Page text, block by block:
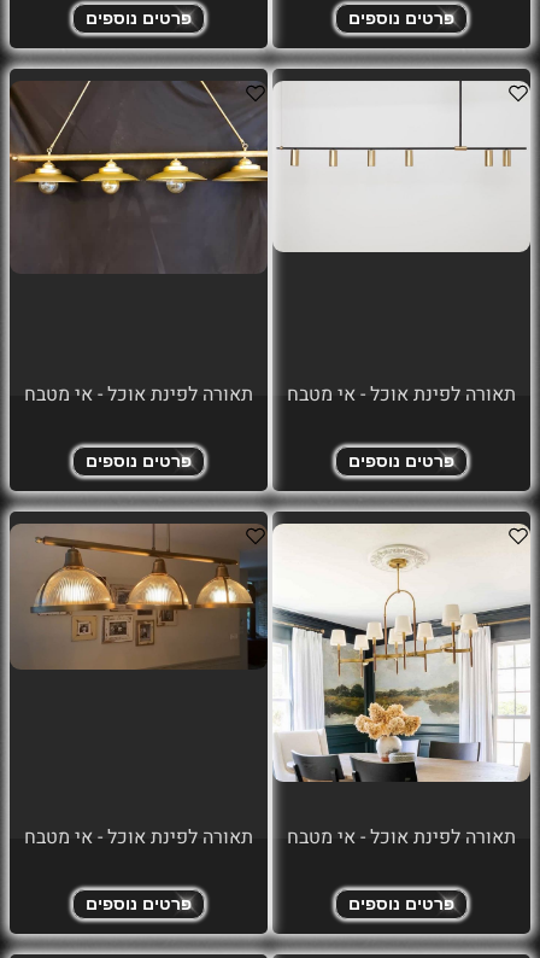
פרטים נוספים פרטים נוספים
תאורה לפינת אוכל - אי מטבח
פרטים נוספים
תאורה לפינת אוכל - אי מטבח
פרטים נוספים
תאורה לפינת אוכל - אי מטבח
פרטים נוספים
תאורה לפינת אוכל - אי מטבח
פרטים נוספים